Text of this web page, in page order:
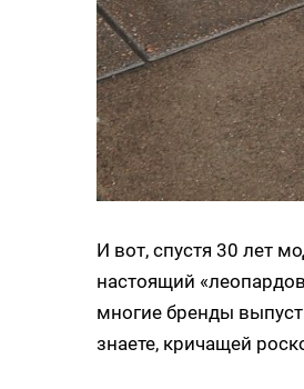
И вот, спустя 30 лет
настоящий
многие бренды
знаете, кричащей